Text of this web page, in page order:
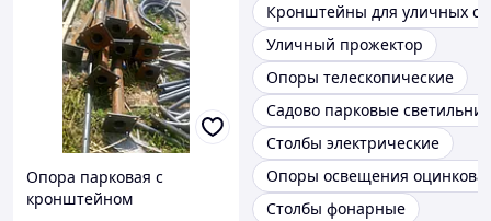
Опора парковая с
кронштейном
Кронштейны для уличных
Уличный прожектор
Опоры телескопические
Садово парковые
Столбы электрические
Опоры освещения
Столбы фонарные